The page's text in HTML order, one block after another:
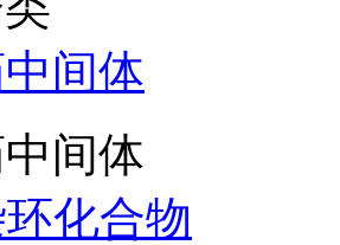
间体
间体
化合物